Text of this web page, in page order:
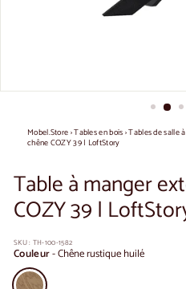
Mobel.Store›Tables en bois›Tables de salle
chêne COZY 39 | LoftStory
Table à manger
COZY 39 |
SKU : TH-100-1582
Couleur-Chêne rustique huilé